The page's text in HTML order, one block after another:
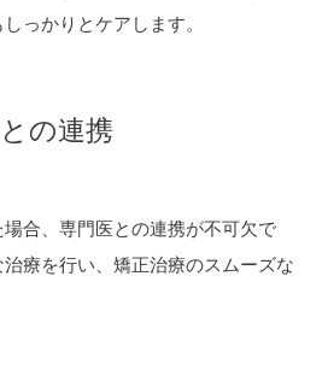
っかりとケアします。
の連携
合、専門医との連携が不可欠で
療を行い、矯正治療のスムーズな